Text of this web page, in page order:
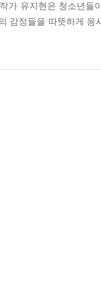
가 유지현은 청소년
감정들을 따뜻하게